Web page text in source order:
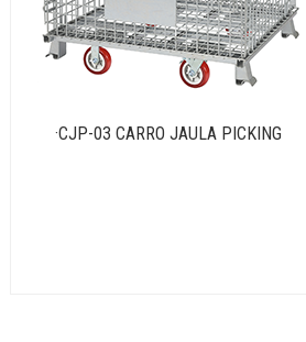
·CJP-03 CARRO JAULA PICKING